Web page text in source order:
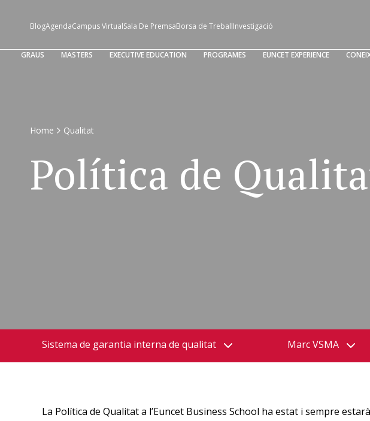
GRAUS MASTERS EXECUTIVE EDUCATION PROGRAMES EUNCET EXPERIENCE
BlogAgendaCampus VirtualSala De PremsaBorsa de TreballInvestigació
Home Qualitat
Política de
Sistema de garantia interna de qualitat Marc VSMA
La Política de Qualitat a l’Euncet Business School ha estat i sempre